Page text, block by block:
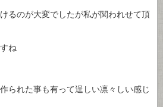
るのが大変でしたが私が関われせて頂
ね
られた事も有って逞しい凛々しい感じ